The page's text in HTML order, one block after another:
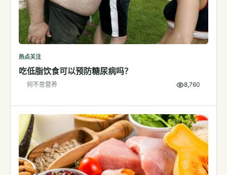
视频博客
营养科普视频
热点关注
吃低脂饮食可以预防糖尿病吗？
何不思营养 8,760